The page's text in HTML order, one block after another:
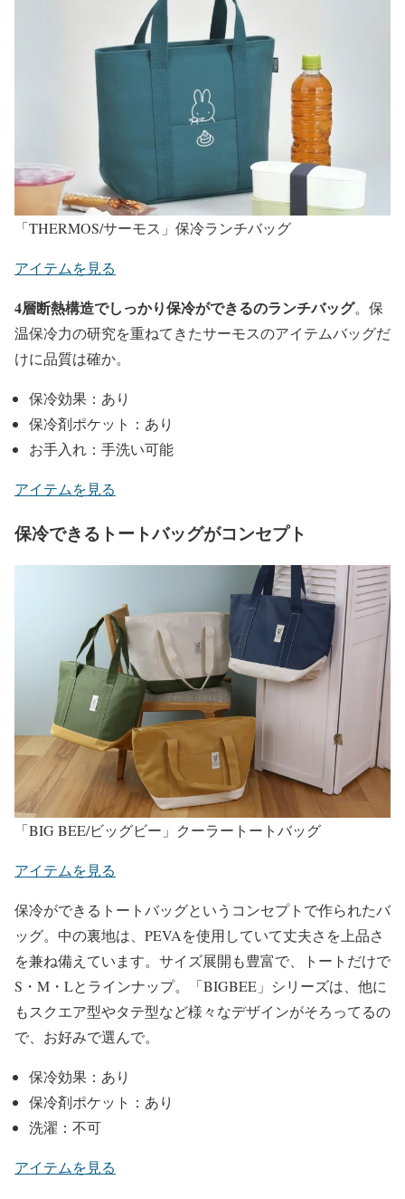
「THERMOS/サーモス」保冷ランチバッグ
アイテムを見る
4層断熱構造でしっかり保冷ができるのランチバッグ。保
温保冷力の研究を重ねてきたサーモスのアイテムバッグだ
けに品質は確か。
保冷効果：あり
保冷剤ポケット：あり
お手入れ：手洗い可能
アイテムを見る
保冷できるトートバッグがコンセプト
「BIG BEE/ビッグビー」クーラートートバッグ
アイテムを見る
保冷ができるトートバッグというコンセプトで作られたバ
ッグ。中の裏地は、PEVAを使用していて丈夫さを上品さ
を兼ね備えています。サイズ展開も豊富で、トートだけで
S・M・Lとラインナップ。「BIGBEE」シリーズは、他に
もスクエア型やタテ型など様々なデザインがそろってるの
で、お好みで選んで。
保冷効果：あり
保冷剤ポケット：あり
洗濯：不可
アイテムを見る